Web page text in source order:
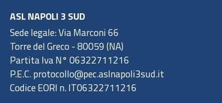
ASL NAPOLI 3 SUD
Sede legale: Via Marconi 66
Torre del Greco - 80059 (NA)
Partita Iva N° 06322711216
P.E.C. protocollo@pec.aslnapoli3sud.it
Codice EORI n. IT06322711216